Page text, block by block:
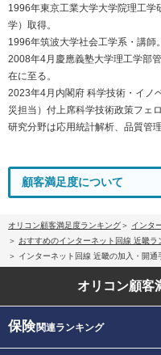
1996年東京工業大学大学院理工学
学）取得。
1996年筑波大学社会工学系・講師
2008年4月慶應義塾大学理工学部
在に至る。
2023年4月内閣府 科学技術・イノ
災担当）付上席科学技術政策フェ
研究分野は応用統計解析、品質管
顧客満足度について
オリコン顧客満足度ランキング
インタ
おすすめのインターネット回線 近畿ラ
インターネット回線 近畿の加入・開
オリコン顧客
保険関連ランキング